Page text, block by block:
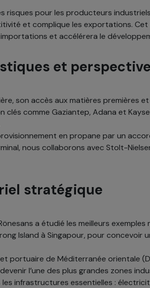
risques pour les producteurs
et complique les exportations.
et accélérera le
et
son accès aux matières premières
clés comme Gaziantep, Adana et
en propane par un
nous collaborons avec Stolt-
stratégique
a étudié les meilleurs exemples
Island à Singapour, pour concevoir
portuaire de Méditerranée orientale
l’une des plus grandes zones
infrastructures essentielles :